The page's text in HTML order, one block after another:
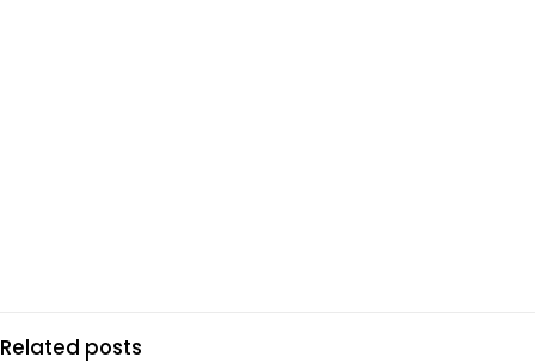
Related posts